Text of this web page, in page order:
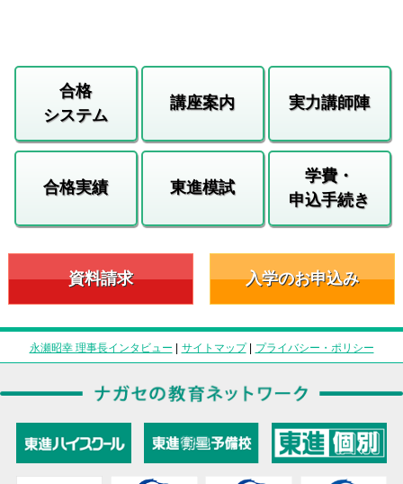
合格
システム
講座案内 実力講師陣
合格実績 東進模試
学費・
申込手続き
資料請求 入学のお申込み
永瀬昭幸 理事長インタビュー | サイトマップ| プライバシー・ポリシー